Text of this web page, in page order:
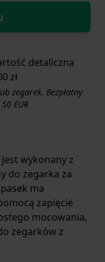
detaliczna
zł
zegarek. Bezpłatny
EUR
wykonany z
do zegarka za
ma
zapięcie
mocowania,
zegarków z